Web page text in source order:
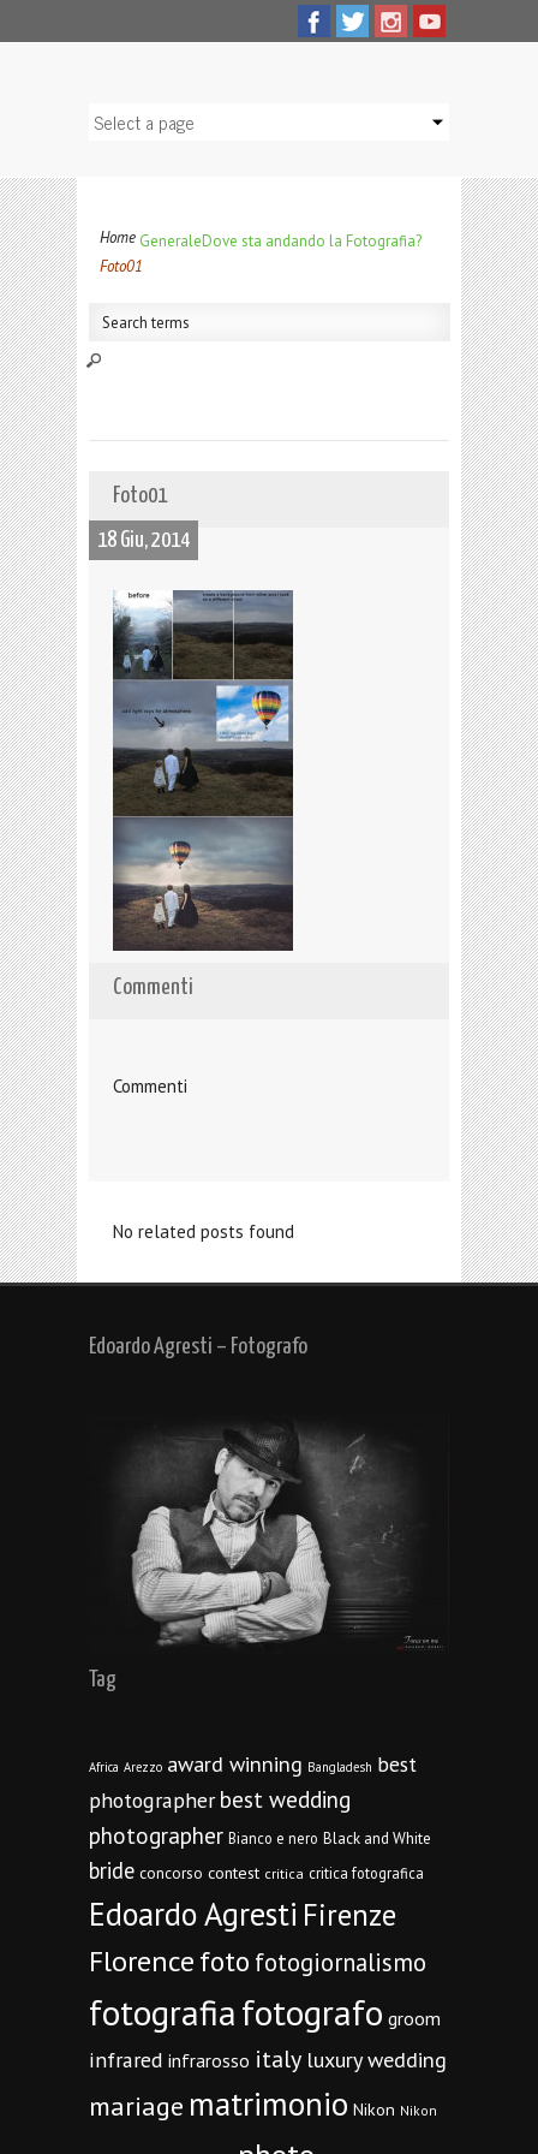
Home GeneraleDove sta andando la Fotografia?
Foto01
Foto01
18 Giu, 2014
Commenti
Commenti
No related posts found
Edoardo Agresti – Fotografo
Tag
Africa Arezzo award winning Bangladesh best
photographer best wedding
photographer Bianco e nero Black and White
bride concorso contest critica critica fotografica
Edoardo Agresti Firenze
Florencefoto fotogiornalismo
fotografiafotografo groom
infrared infrarosso italy luxury wedding
mariage matrimonio Nikon Nikon